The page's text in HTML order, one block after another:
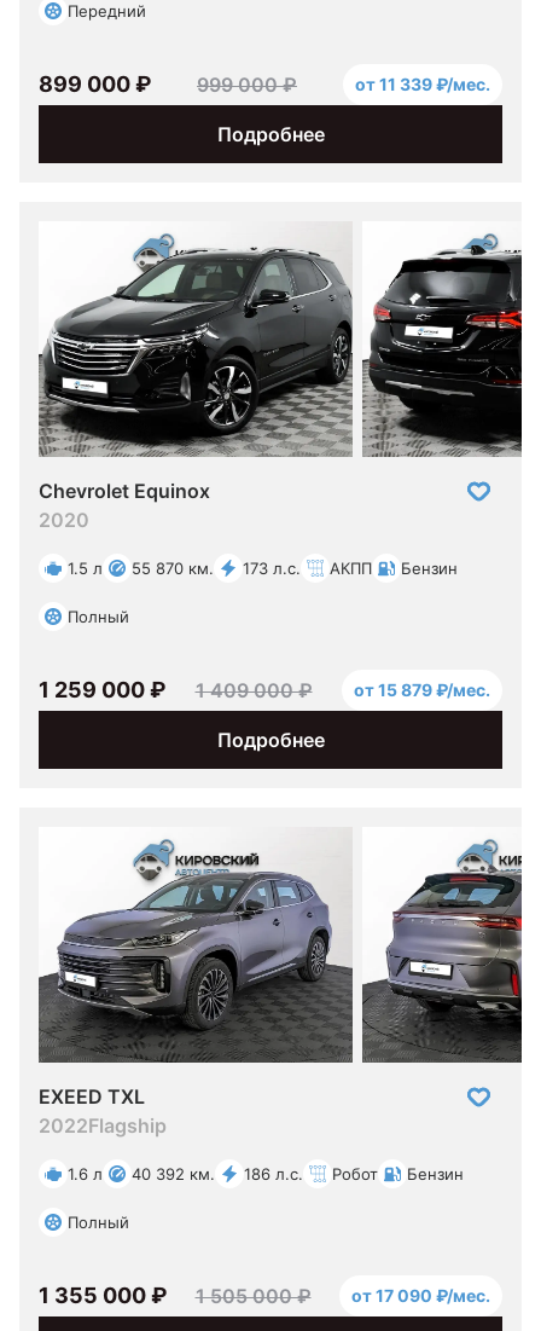
Передний
Подробнее
899 000 ₽ 999 000 ₽ от 11 339 ₽/мес.
Chevrolet Equinox
2020
1.5 л 55 870 км. 173 л.с. АКПП Бензин
Полный
Подробнее
1 259 000 ₽ 1 409 000 ₽ от 15 879 ₽/мес.
EXEED TXL
2022Flagship
1.6 л 40 392 км. 186 л.с. Робот Бензин
Полный
1 355 000 ₽ 1 505 000 ₽ от 17 090 ₽/мес.